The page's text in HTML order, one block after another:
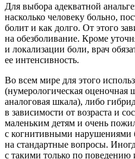
Для выбора адекватной
насколько человеку больно,
болит и как долго. От этого
на обезболивание. Кроме
и локализации боли, врач
ее интенсивность.
Во всем мире для этого
(нумерологическая
аналоговая шкала), либо
в зависимости от возраста и
маленьким детям и очень
с когнитивными нарушениями
на стандартные вопросы.
с такими только по